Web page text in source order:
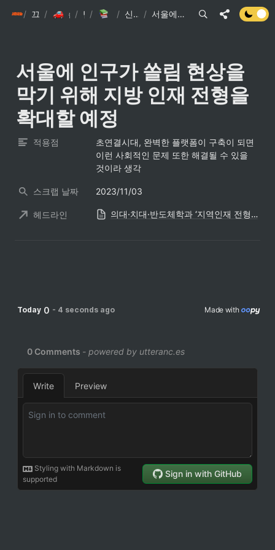
init6
/ 끄적끄적/ 손현준 끄적끄적
/ 팁
/ IT관련 기사
/ 신문스크랩 요약 / 서울에 인구가 쏠림 현상을 막기 위해 지방 인재 전형을 확대할 예정
서울에 인구가 쏠림 현상을
막기 위해 지방 인재 전형을
확대할 예정
적용점
초연결시대, 완벽한 플랫폼이 구축이 되면
이런 사회적인 문제 또한 해결될 수 있을
것이라 생각
스크랩 날짜 2023/11/03
헤드라인 의대·치대·반도체학과 ‘지역인재 전형’ 대폭 늘린다
Today 0 - 4 seconds ago Made with